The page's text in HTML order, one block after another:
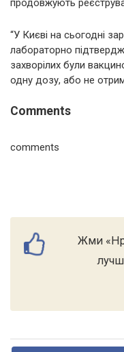
“У Києві на сьогодні
лабораторно
захворілих були
одну дозу, або не
Comments
comments
Жми